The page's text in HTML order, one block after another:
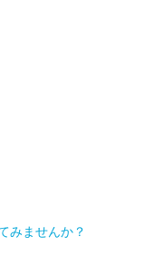
みませんか？